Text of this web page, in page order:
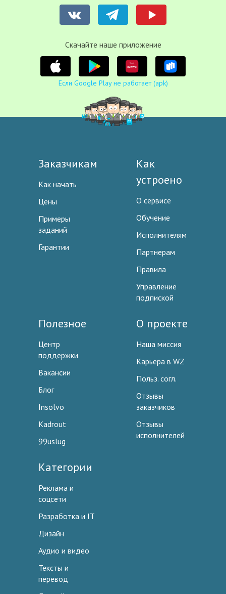
Cкачайте наше приложение
Если Google Play не работает (apk)
Заказчикам
Как начать
Цены
Примеры
заданий
Гарантии
Как
устроено
О сервисе
Обучение
Исполнителям
Партнерам
Правила
Управление
подпиской
Полезное
Центр
поддержки
Вакансии
Блог
Insolvo
Kadrout
99uslug
О проекте
Наша миссия
Карьера в WZ
Польз. согл.
Отзывы
заказчиков
Отзывы
исполнителей
Категории
Реклама и
соцсети
Разработка и IT
Дизайн
Аудио и видео
Тексты и
перевод